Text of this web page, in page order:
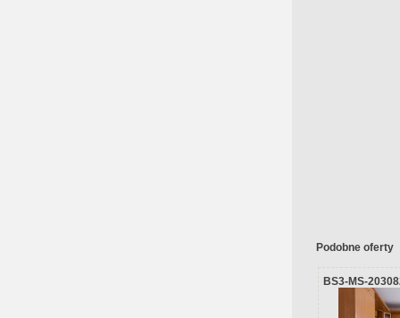
Podobne oferty
BS3-MS-